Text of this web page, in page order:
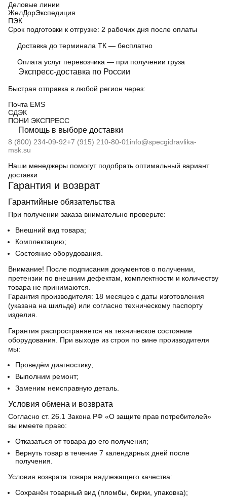
Деловые линии
ЖелДорЭкспедиция
ПЭК
Срок подготовки к отгрузке: 2 рабочих дня после оплаты
Доставка до терминала ТК — бесплатно
Оплата услуг перевозчика — при получении груза
Экспресс-доставка по России
Быстрая отправка в любой регион через:
Почта EMS
СДЭК
ПOНИ ЭКСПРЕСС
Помощь в выборе доставки
8 (800) 234-09-92+7 (915) 210-80-01 info@specgidravlika-
msk.su
Наши менеджеры помогут подобрать оптимальный вариант
доставки
Гарантия и возврат
Гарантийные обязательства
При получении заказа внимательно проверьте:
Внешний вид товара;
Комплектацию;
Состояние оборудования.
Внимание! После подписания документов о получении,
претензии по внешним дефектам, комплектности и количеству
товара не принимаются.
Гарантия производителя: 18 месяцев с даты изготовления
(указана на шильде) или согласно техническому паспорту
изделия.
Гарантия распространяется на техническое состояние
оборудования. При выходе из строя по вине производителя
мы:
Проведём диагностику;
Выполним ремонт;
Заменим неисправную деталь.
Условия обмена и возврата
Согласно ст. 26.1 Закона РФ «О защите прав потребителей»
вы имеете право:
Отказаться от товара до его получения;
Вернуть товар в течение 7 календарных дней после
получения.
Условия возврата товара надлежащего качества:
Сохранён товарный вид (пломбы, бирки, упаковка);